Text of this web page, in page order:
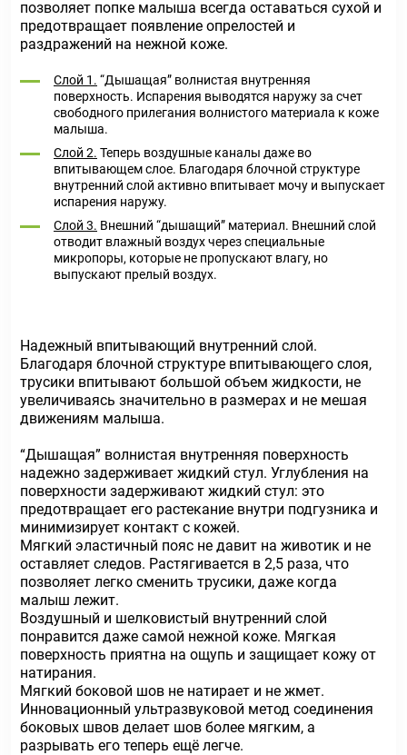
позволяет попке малыша всегда оставаться сухой и
предотвращает появление опрелостей и
раздражений на нежной коже.
Слой 1. “Дышащая” волнистая внутренняя
поверхность. Испарения выводятся наружу за счет
свободного прилегания волнистого материала к коже
малыша.
Слой 2. Теперь воздушные каналы даже во
впитывающем слое. Благодаря блочной структуре
внутренний слой активно впитывает мочу и выпускает
испарения наружу.
Слой 3. Внешний “дышащий” материал. Внешний слой
отводит влажный воздух через специальные
микропоры, которые не пропускают влагу, но
выпускают прелый воздух.
Надежный впитывающий внутренний слой.
Благодаря блочной структуре впитывающего слоя,
трусики впитывают большой объем жидкости, не
увеличиваясь значительно в размерах и не мешая
движениям малыша.
“Дышащая” волнистая внутренняя поверхность
надежно задерживает жидкий стул. Углубления на
поверхности задерживают жидкий стул: это
предотвращает его растекание внутри подгузника и
минимизирует контакт с кожей.
Мягкий эластичный пояс не давит на животик и не
оставляет следов. Растягивается в 2,5 раза, что
позволяет легко сменить трусики, даже когда
малыш лежит.
Воздушный и шелковистый внутренний слой
понравится даже самой нежной коже. Мягкая
поверхность приятна на ощупь и защищает кожу от
натирания.
Мягкий боковой шов не натирает и не жмет.
Инновационный ультразвуковой метод соединения
боковых швов делает шов более мягким, а
разрывать его теперь ещё легче.